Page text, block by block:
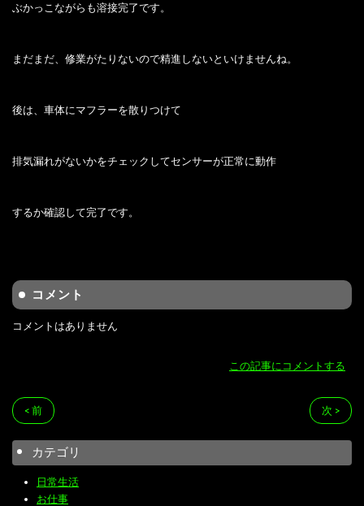
ぶかっこながらも溶接完了です。
まだまだ、修業がたりないので精進しないといけませんね。
後は、車体にマフラーを散りつけて
排気漏れがないかをチェックしてセンサーが正常に動作
するか確認して完了です。
コメント
コメントはありません
この記事にコメントする
< 前 次 >
カテゴリ
日常生活
お仕事